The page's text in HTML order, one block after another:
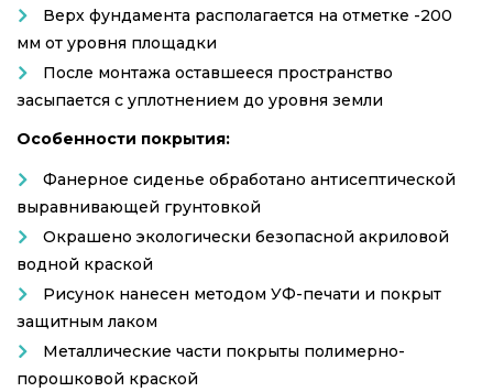
Верх фундамента располагается на отметке -200
мм от уровня площадки
После монтажа оставшееся пространство
засыпается с уплотнением до уровня земли
Особенности покрытия:
Фанерное сиденье обработано антисептической
выравнивающей грунтовкой
Окрашено экологически безопасной акриловой
водной краской
Рисунок нанесен методом УФ-печати и покрыт
защитным лаком
Металлические части покрыты полимерно-
порошковой краской